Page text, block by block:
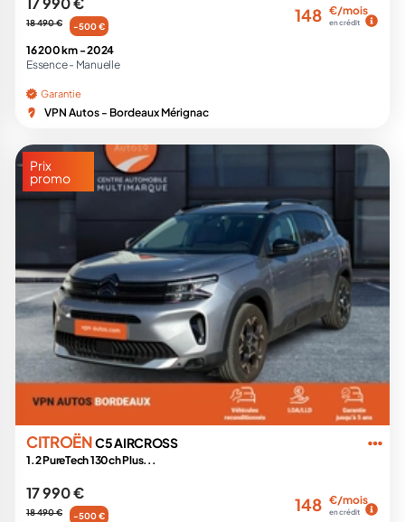
18 490 € -500 €
148 €/mois
en crédit
16 200 km -2024
Essence - Manuelle
Garantie
VPN Autos - Bordeaux Mérignac
Prix
promo
CITROËNC5 AIRCROSS
1.2 PureTech 130ch Plus...
17 990 €
18 490 € -500 €
148 €/mois
en crédit